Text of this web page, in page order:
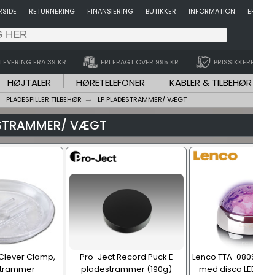
RETURNERING FINANSIERING BUTIKKER INFORMATION
FRA 39 KR FRI FRAGT OVER 995 KR
HØJTALER HØRETELEFONER KABLER & TILBEHØR
PLADESPILLER TILBEHØR LP PLADESTRAMMER/ VÆGT
VÆGT
Clamp,
Pro-Ject Record Puck E
pladestrammer (190g)
Lenco TTA-
med disco